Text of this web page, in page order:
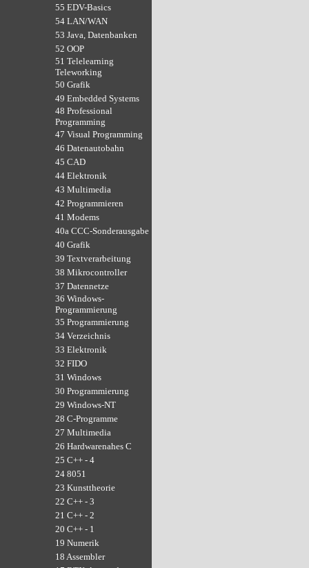
55 EDV-Basics
54 LAN/WAN
53 Java, Datenbanken
52 OOP
51 Telelearning
Teleworking
50 Grafik
49 Embedded Systems
48 Professional
Programming
47 Visual Programming
46 Datenautobahn
45 CAD
44 Elektronik
43 Multimedia
42 Programmieren
41 Modems
40a CCC-Sonderausgabe
40 Grafik
39 Textverarbeitung
38 Mikrocontroller
37 Datennetze
36 Windows-
Programmierung
35 Programmierung
34 Verzeichnis
33 Elektronik
32 FIDO
31 Windows
30 Programmierung
29 Windows-NT
28 C-Programme
27 Multimedia
26 Hardwarenahes C
25 C++ - 4
24 8051
23 Kunsttheorie
22 C++ - 3
21 C++ - 2
20 C++ - 1
19 Numerik
18 Assembler